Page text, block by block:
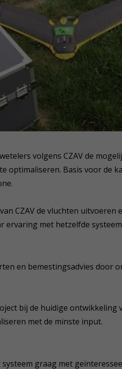
volgens CZAV de
optimaliseren. Basis voor de
CZAV de vluchten uitvoeren
ervaring met hetzelfde
en bemestingsadvies door
bij de huidige ontwikkeling
met de minste input.
graag met